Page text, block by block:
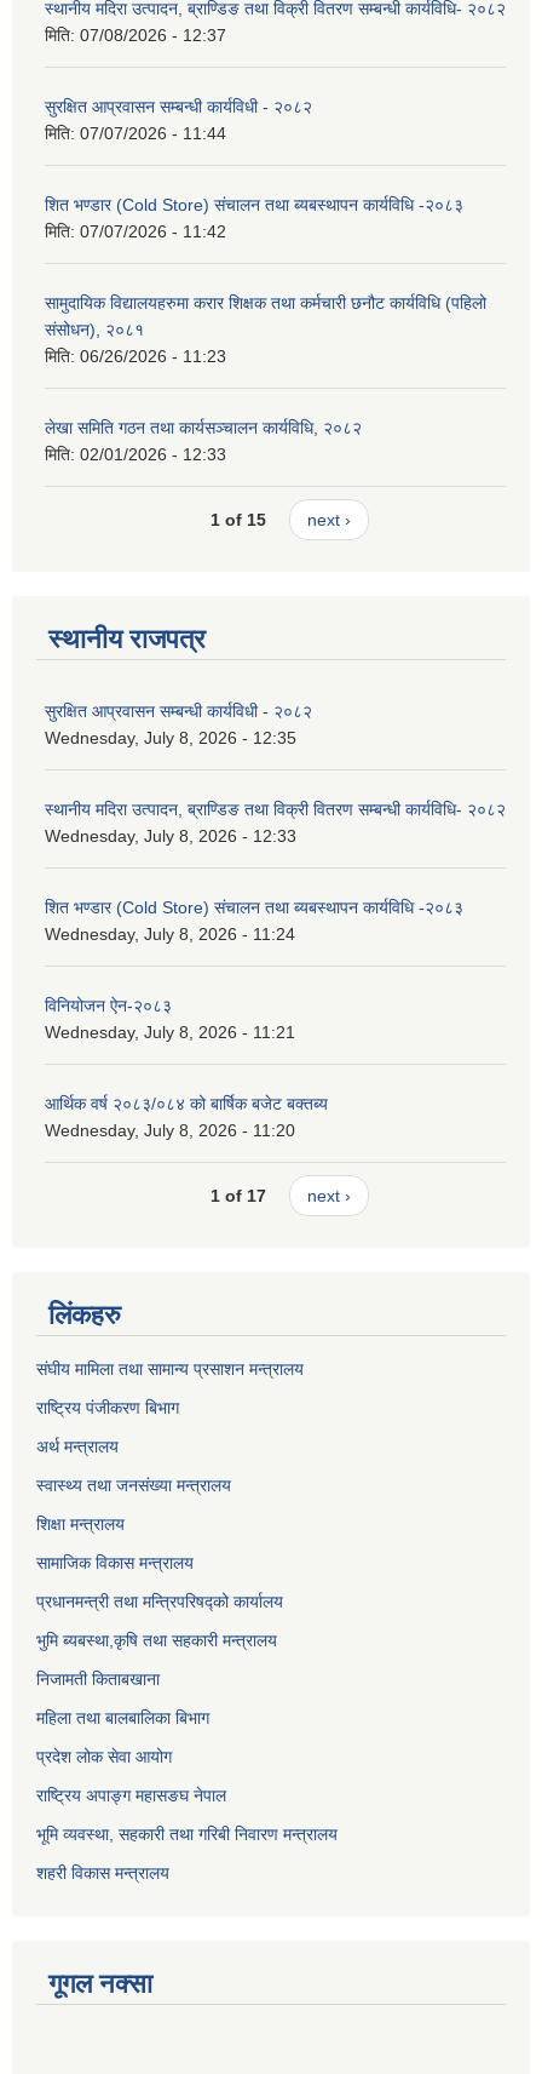
स्थानीय मदिरा उत्पादन, ब्राण्डिङ तथा विक्री वितरण सम्बन्धी कार्यविधि- २०८२
मिति: 07/08/2026 - 12:37
सुरक्षित आप्रवासन सम्बन्धी कार्यविधी - २०८२
मिति: 07/07/2026 - 11:44
शित भण्डार (Cold Store) संचालन तथा ब्यबस्थापन कार्यविधि -२०८३
मिति: 07/07/2026 - 11:42
सामुदायिक विद्यालयहरुमा करार शिक्षक तथा कर्मचारी छनौट कार्यविधि (पहिलो
संसोधन), २०८१
मिति: 06/26/2026 - 11:23
लेखा समिति गठन तथा कार्यसञ्चालन कार्यविधि, २०८२
मिति: 02/01/2026 - 12:33
1 of 15 next ›
स्थानीय राजपत्र
सुरक्षित आप्रवासन सम्बन्धी कार्यविधी - २०८२
Wednesday, July 8, 2026 - 12:35
स्थानीय मदिरा उत्पादन, ब्राण्डिङ तथा विक्री वितरण सम्बन्धी कार्यविधि- २०८२
Wednesday, July 8, 2026 - 12:33
शित भण्डार (Cold Store) संचालन तथा ब्यबस्थापन कार्यविधि -२०८३
Wednesday, July 8, 2026 - 11:24
विनियोजन ऐन-२०८३
Wednesday, July 8, 2026 - 11:21
आर्थिक वर्ष २०८३/०८४ को बार्षिक बजेट बक्तब्य
Wednesday, July 8, 2026 - 11:20
1 of 17 next ›
लिंकहरु
संघीय मामिला तथा सामान्य प्रसाशन मन्त्रालय
राष्ट्रिय पंजीकरण बिभाग
अर्थ मन्त्रालय
स्वास्थ्य तथा जनसंख्या मन्त्रालय
शिक्षा मन्त्रालय
सामाजिक विकास मन्त्रालय
प्रधानमन्त्री तथा मन्त्रिपरिषद्को कार्यालय
भुमि ब्यबस्था,कृषि तथा सहकारी मन्त्रालय
निजामती किताबखाना
महिला तथा बालबालिका बिभाग
प्रदेश लोक सेवा आयोग
राष्ट्रिय अपाङ्ग महासङघ नेपाल
भूमि व्यवस्था, सहकारी तथा गरिबी निवारण मन्त्रालय
शहरी विकास मन्त्रालय
गूगल नक्सा